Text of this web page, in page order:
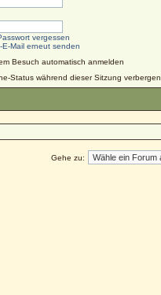
vergessen
E-Mail erneut senden
Besuch automatisch anmelden
Status während dieser Sitzung verbergen
Gehe zu: